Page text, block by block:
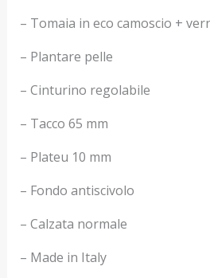
– Tomaia in eco camoscio +
– Plantare pelle
– Cinturino regolabile
– Tacco 65 mm
– Plateu 10 mm
– Fondo antiscivolo
– Calzata normale
– Made in Italy